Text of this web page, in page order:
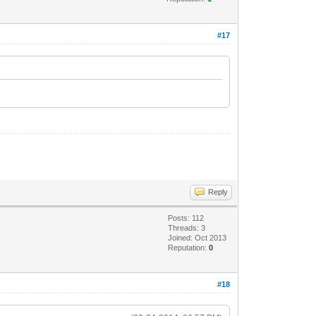
#17
Reply
Posts: 112
Threads: 3
Joined: Oct 2013
Reputation:0
#18